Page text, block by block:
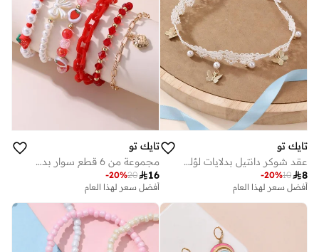
تايك تو
عقد شوكر دانتيل بدلايات لؤلؤ وفراشة
8
10
-20%
أفضل سعر لهذا العام
تايك تو
مجموعة من 6 قطع سوار بدلاية فراولة
16
20
-20%
أفضل سعر لهذا العام